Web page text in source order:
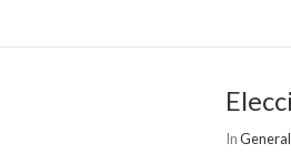
InGeneral